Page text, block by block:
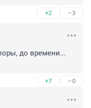
+2 –3
до времени...
+7 –0